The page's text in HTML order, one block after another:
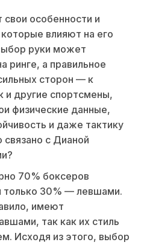
особенности и
влияют на его
руки может
ринге, а правильное
сторон — к
и другие спортсмены,
физические данные,
и даже тактику
с Дианой
70% боксеров
только 30% — левшами.
имеют
так как их стиль
Исходя из этого, выбор